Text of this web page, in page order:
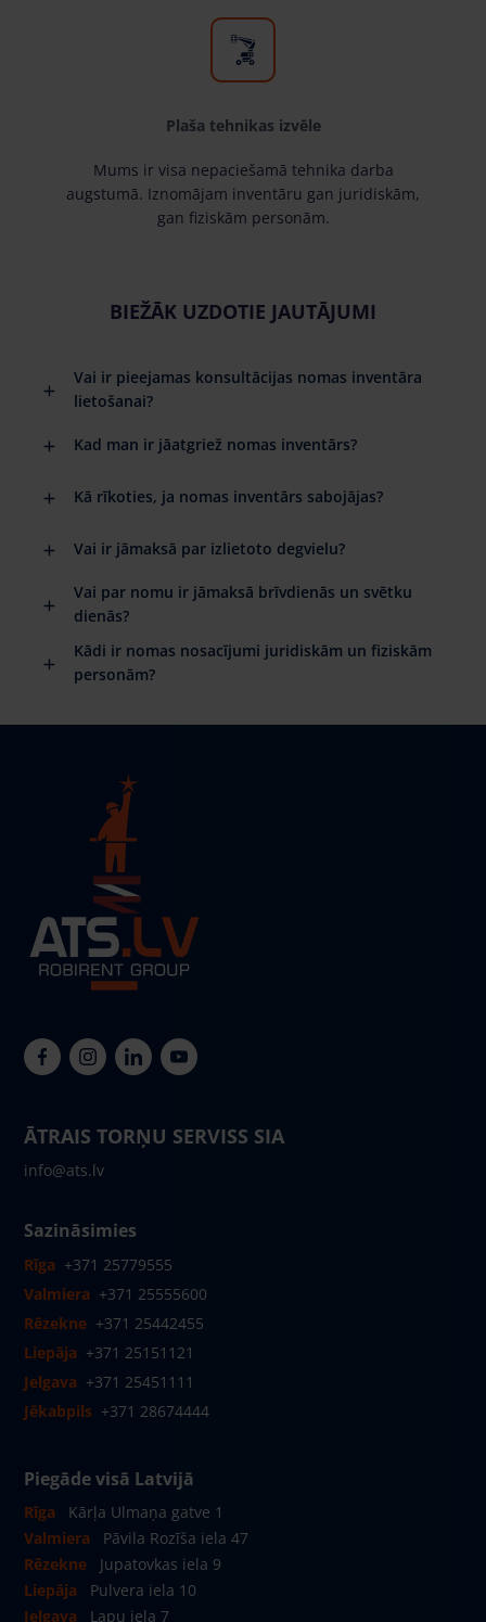
Plaša tehnikas izvēle
Mums ir visa nepaciešamā tehnika darba
augstumā. Iznomājam inventāru gan juridiskām,
gan fiziskām personām.
BIEŽĀK UZDOTIE JAUTĀJUMI
Vai ir pieejamas konsultācijas nomas inventāra
lietošanai?
Kad man ir jāatgriež nomas inventārs?
Kā rīkoties, ja nomas inventārs sabojājas?
Vai ir jāmaksā par izlietoto degvielu?
Vai par nomu ir jāmaksā brīvdienās un svētku
dienās?
Kādi ir nomas nosacījumi juridiskām un fiziskām
personām?
ĀTRAIS TORŅU SERVISS SIA
info@ats.lv
Sazināsimies
Rīga +371 25779555
Valmiera +371 25555600
Rēzekne +371 25442455
Liepāja +371 25151121
Jelgava +371 25451111
Jēkabpils +371 28674444
Piegāde visā Latvijā
Rīga
Kārļa Ulmaņa gatve 1
Valmiera
Pāvila Rozīša iela 47
Rēzekne
Jupatovkas iela 9
Liepāja
Pulvera iela 10
Jelgava
Lapu iela 7